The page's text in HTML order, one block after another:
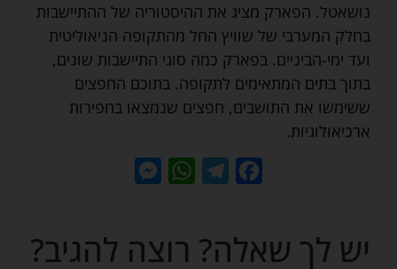
נושאטל. הפארק מציג את ההיסטוריה של ההתיישבות
בחלק המערבי של שוויץ החל מהתקופה הניאוליטית
ועד ימי-הביניים. בפארק כמה סוגי התיישבות שונים,
בתוך בתים המתאימים לתקופה. בתוכם החפצים
ששימשו את התושבים, חפצים שנמצאו בחפירות
ארכיאולוגיות.
Facebook
Telegram
WhatsApp
Messenger
יש לך שאלה? רוצה להגיב?